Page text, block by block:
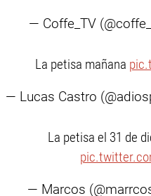
— Coffe_TV
La petisa mañana
— Lucas Castro
La petisa el 31 de
— Marcos